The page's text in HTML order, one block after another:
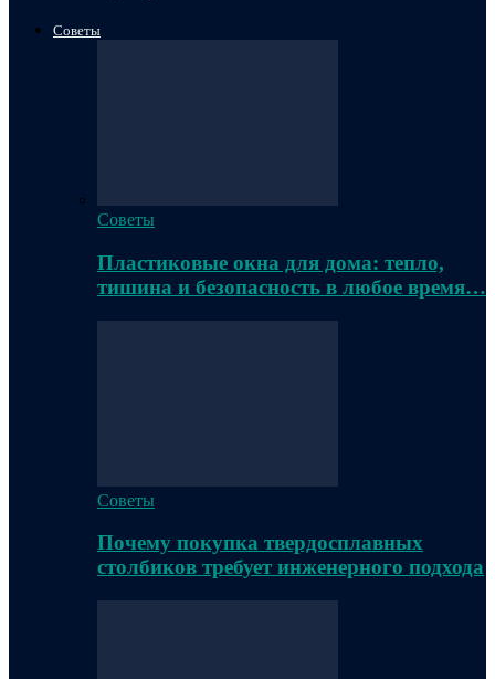
Советы
Советы
Пластиковые окна для дома: тепло,
тишина и безопасность в любое время…
Советы
Почему покупка твердосплавных
столбиков требует инженерного подхода